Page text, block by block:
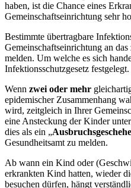
haben, ist die Chance eines
Gemeinschaftseinrichtung sehr
Bestimmte übertragbare
Gemeinschaftseinrichtung an
melden. Um welche es sich
Infektionsschutzgesetz festgelegt.
Wenn zwei oder mehr
epidemischer Zusammenhang
wird, zeitgleich in Ihrer
eine Ansteckung der Kinder
dies als ein „
Gesundheitsamt zu melden.
Ab wann ein Kind oder
erkrankten Kind hatten, wieder
besuchen dürfen, hängt